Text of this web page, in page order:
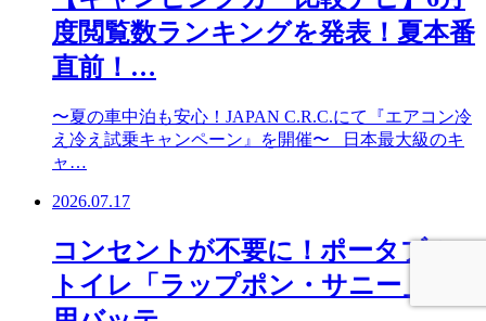
度閲覧数ランキングを発表！夏本番
直前！…
〜夏の車中泊も安心！JAPAN C.R.C.にて『エアコン冷
え冷え試乗キャンペーン』を開催〜 日本最大級のキ
ャ…
2026.07.17
コンセントが不要に！ポータブル
トイレ「ラップポン・サニー」専